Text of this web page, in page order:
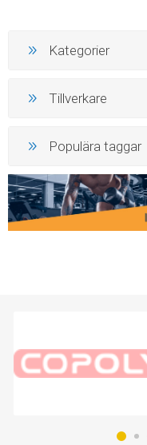
Kategorier
Tillverkare
Populära taggar